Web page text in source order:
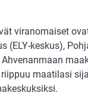
viranomaiset
(ELY-keskus),
Ahvenanmaan
maatilasi